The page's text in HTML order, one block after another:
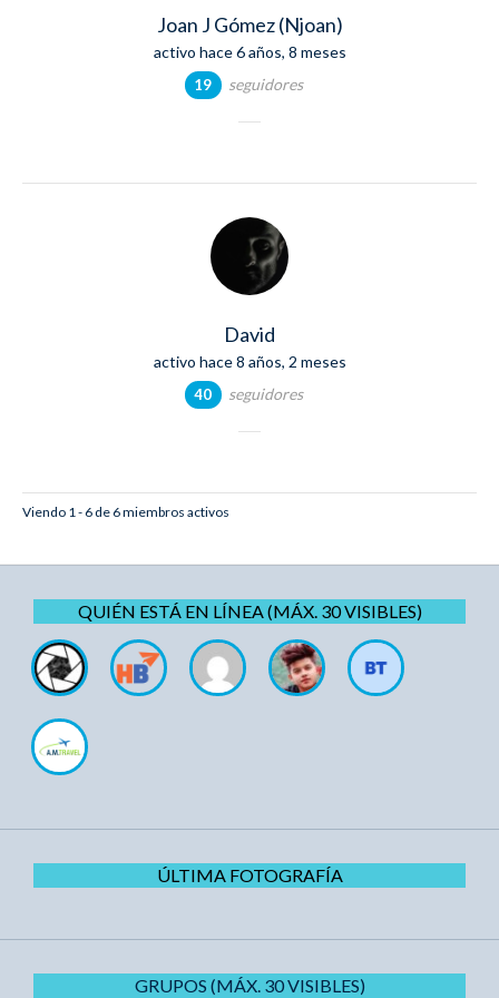
Joan J Gómez (Njoan)
activo hace 6 años, 8 meses
19 seguidores
David
activo hace 8 años, 2 meses
40 seguidores
Viendo 1 - 6 de 6 miembros activos
QUIÉN ESTÁ EN LÍNEA (MÁX. 30 VISIBLES)
ÚLTIMA FOTOGRAFÍA
GRUPOS (MÁX. 30 VISIBLES)